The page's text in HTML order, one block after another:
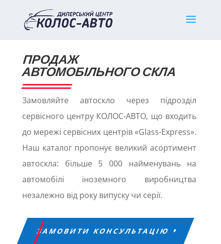
ПРОДАЖ
АВТОМОБІЛЬНОГО СКЛА
Замовляйте автоскло через підрозділ
сервісного центру КОЛОС-АВТО, що входить
до мережі сервісних центрів «Glass-Express».
Наш каталог пропонує великий асортимент
автоскла: більше 5 000 найменувань на
автомобілі іноземного виробництва
незалежно від року випуску чи серії.
ЗАМОВИТИ КОНСУЛЬТАЦІЮ